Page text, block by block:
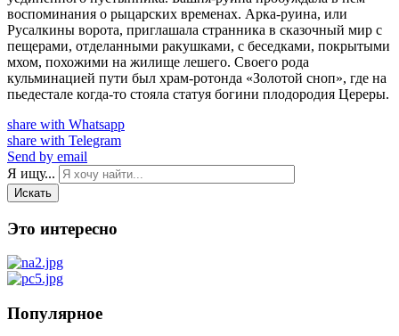
воспоминания о рыцарских временах. Арка-руина, или
Русалкины ворота, приглашала странника в сказочный мир с
пещерами, отделанными ракушками, с беседками, покрытыми
мхом, похожими на жилище лешего. Своего рода
кульминацией пути был храм-ротонда «Золотой сноп», где на
пьедестале когда-то стояла статуя богини плодородия Цереры.
share with Whatsapp
share with Telegram
Send by email
Я ищу...
Искать
Это интересно
Популярное